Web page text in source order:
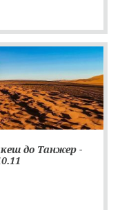
до Танжер -